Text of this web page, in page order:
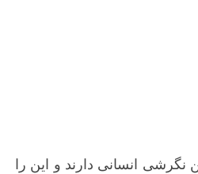
نگرشی انسانی دارند و این را